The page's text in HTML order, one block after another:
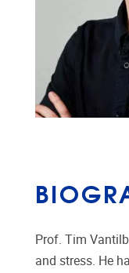
Prof. Tim
and stress. He